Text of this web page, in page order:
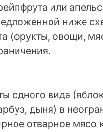
или
ниже
(фрукты, овощи,
одного вида
дыня) в
отварное мясо